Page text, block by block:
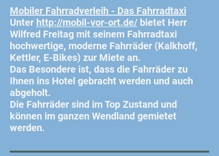
Mobiler Fahrradverleih - Das Fahrradtaxi
Unter http://mobil-vor-ort.de/ bietet Herr
Wilfred Freitag mit seinem Fahrradtaxi
hochwertige, moderne Fahrräder (Kalkhoff,
Kettler, E-Bikes) zur Miete an.
Das Besondere ist, dass die Fahrräder zu
Ihnen ins Hotel gebracht werden und auch
abgeholt.
Die Fahrräder sind im Top Zustand und
können im ganzen Wendland gemietet
werden.